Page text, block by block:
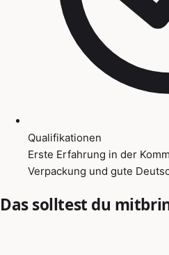
Qualifikationen
Erste Erfahrung in der
Verpackung und gute
Das solltest du